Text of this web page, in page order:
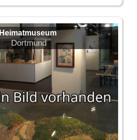
Heimatmuseum
Dortmund